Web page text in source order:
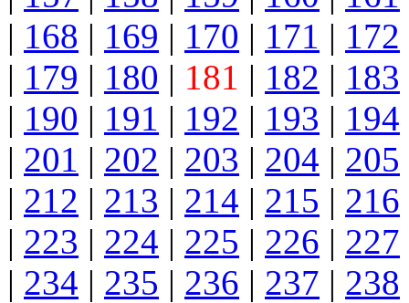
| 168 | 169 | 170 | 171 | 172
| 179 | 180 | 181 | 182 | 183
| 190 | 191 | 192 | 193 | 194
| 201 | 202 | 203 | 204 | 205
| 212 | 213 | 214 | 215 | 216
| 223 | 224 | 225 | 226 | 227
| 234 | 235 | 236 | 237 | 238